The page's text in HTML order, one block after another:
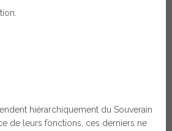
hiérarchiquement du Souverain
de leurs fonctions, ces derniers ne